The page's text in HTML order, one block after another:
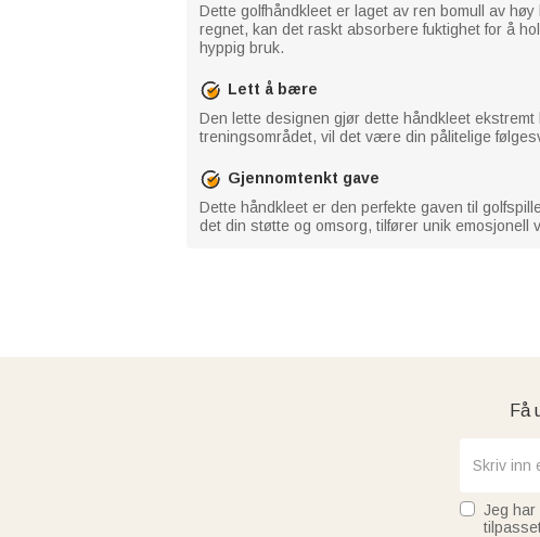
Dette golfhåndkleet er laget av ren bomull av
regnet, kan det raskt absorbere fuktighet for å
hyppig bruk.
Lett å bære
Den lette designen gjør dette håndkleet
treningsområdet, vil det være din pålitelige
Gjennomtenkt gave
Dette håndkleet er den perfekte gaven til
det din støtte og omsorg, tilfører unik emosjonell
Få
Jeg har